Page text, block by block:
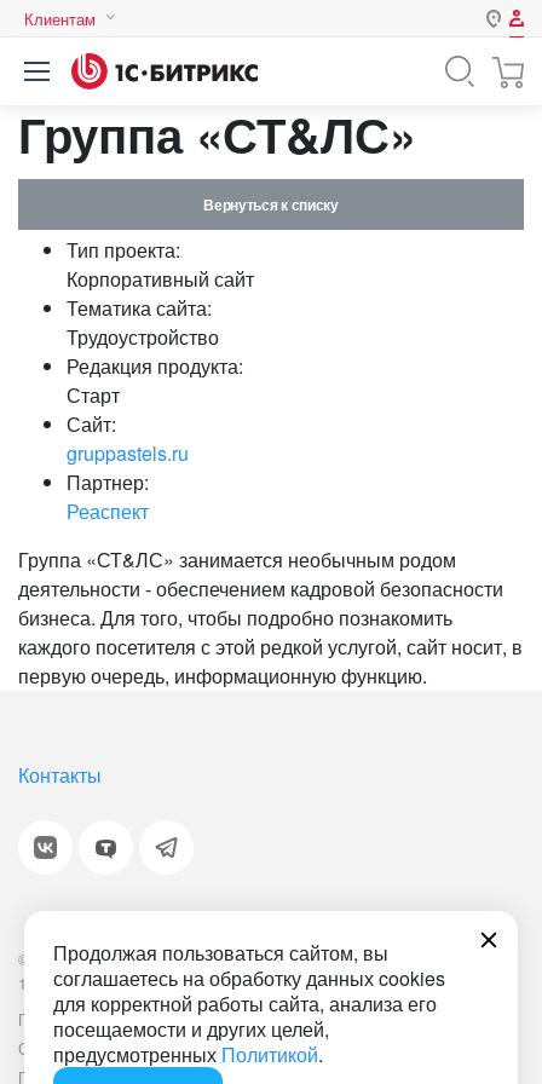
Продолжая пользоваться сайтом, вы
соглашаетесь на обработку данных cookies
для корректной работы сайта, анализа его
посещаемости и других целей,
предусмотренных Политикой.
Клиентам
Казахстан
Авторизация
Нет аккаунта? Зарегистрироваться
Логин
Пароль
Группа «СТ&ЛС»
Вернуться к списку
Тип проекта:
Корпоративный сайт
Тематика сайта:
Трудоустройство
Редакция продукта:
Старт
Сайт:
gruppastels.ru
Партнер:
Реаспект
Группа «СТ&ЛС» занимается необычным родом
деятельности - обеспечением кадровой безопасности
бизнеса. Для того, чтобы подробно познакомить
каждого посетителя с этой редкой услугой, сайт носит, в
первую очередь, информационную функцию.
Контакты
© 2001-2026 «Битрикс», «1С-Битрикс». Работает на
1С-Битрикс: Управление сайтом.
Политика обработки персональных данных Наша ИТ-деятельность
Соглашение об использовании сайта Документ СОУТ
План мероприятий по улучшению условий труда